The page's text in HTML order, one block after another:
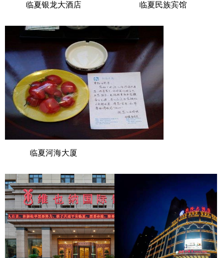
临夏银龙大酒店 临夏民族宾馆
临夏河海大厦